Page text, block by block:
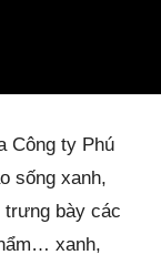
Công ty Phú
sống xanh,
bày các
xanh,